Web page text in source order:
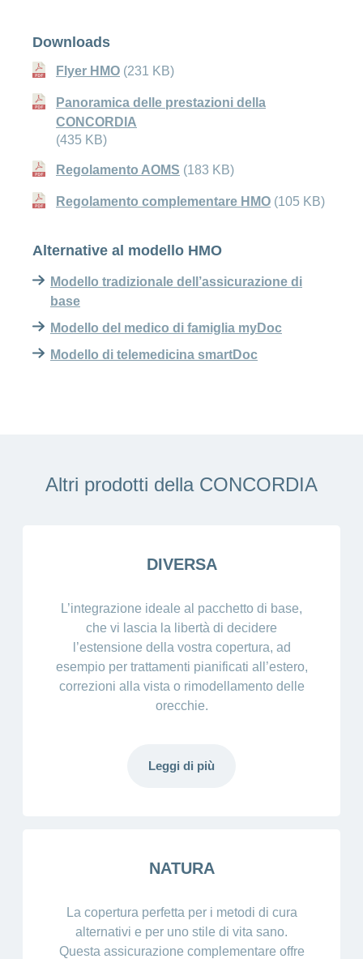
medicinali per i quali è disponibile un prodotto
% di aliquota
Downloads
Flyer HMO (231 KB)
Panoramica delle prestazioni della
CONCORDIA
(435 KB)
Regolamento AOMS (183 KB)
Regolamento complementare HMO (105 KB)
Alternative al modello HMO
Modello tradizionale dell’assicurazione di
base
Modello del medico di famiglia myDoc
Modello di telemedicina smartDoc
Altri prodotti della CONCORDIA
DIVERSA
L’integrazione ideale al pacchetto di base,
che vi lascia la libertà di decidere
l’estensione della vostra copertura, ad
esempio per trattamenti pianificati all’estero,
correzioni alla vista o rimodellamento delle
orecchie.
Leggi di più
NATURA
La copertura perfetta per i metodi di cura
alternativi e per uno stile di vita sano.
Questa assicurazione complementare offre